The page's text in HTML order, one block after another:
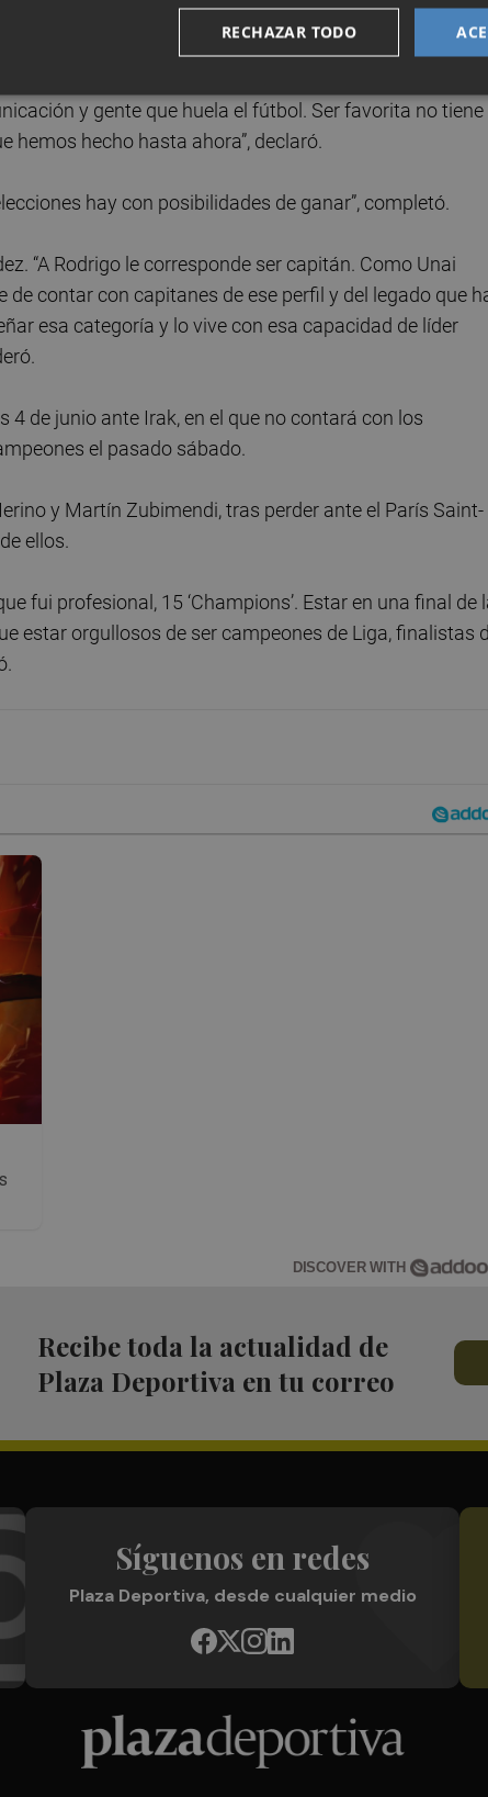
pero confío más en las personas. Valoro más lo
y gente que huela el fútbol. Ser favorita no tiene
hemos hecho hasta ahora”, declaró.
hay con posibilidades de ganar”, completó.
“A Rodrigo le corresponde ser capitán. Como Unai
contar con capitanes de ese perfil y del legado que
esa categoría y lo vive con esa capacidad de líder
de junio ante Irak, en el que no contará con los
el pasado sábado.
y Martín Zubimendi, tras perder ante el París Saint-
ellos.
fui profesional, 15 ‘Champions’. Estar en una final de
estar orgullosos de ser campeones de Liga, finalistas
DISCOVER WITH
Recibe toda la actualidad de
Plaza Deportiva en tu correo
Síguenos en redes
Plaza Deportiva, desde cualquier medio
RECHAZAR TODO